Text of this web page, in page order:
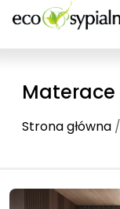
Materace
Strona główna